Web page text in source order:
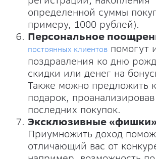
определенной суммы
примеру, 1000 рублей).
Персональное
постоянных клиентов помогут
поздравления ко дню
скидки или денег на
Также можно предложить
подарок,
последних покупок.
Эксклюзивные
Приумножить доход
отличающий вас от